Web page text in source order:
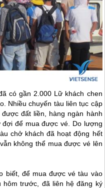
đã có gần 2.000 Lữ khách chen
Nhiều chuyến tàu liên tục cập
đất liền, hàng ngàn hành
đợi để mua được vé. Do lượng
chở khách đã hoạt động hết
không thể mua được vé lên
biết, để mua được vé tàu vào
hôm trước, đã liên hệ đăng ký